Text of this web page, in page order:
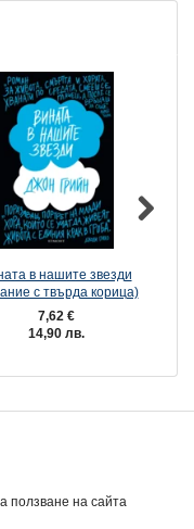
в нашите звезди
с твърда корица)
7,62 €
14,90 лв.
ползване на сайта